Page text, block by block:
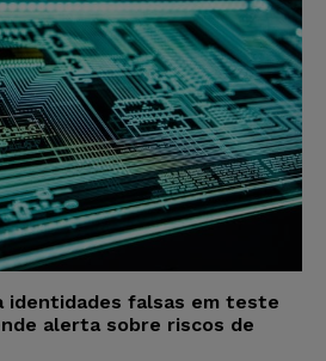
identidades falsas em teste
alerta sobre riscos de